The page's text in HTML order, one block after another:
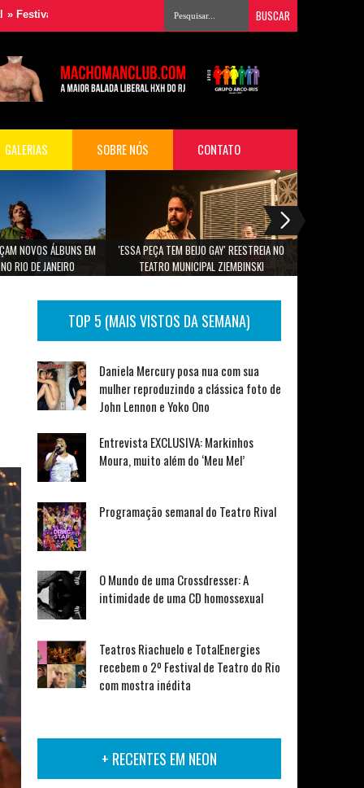
reúne grandes nomes da música para audiovisual em São
GALERIAS SOBRE NÓS CONTATO
NOVOS ÁLBUNS EM
RIO DE JANEIRO
'ESSA PEÇA TEM BEIJO GAY' REESTREIA NO
TEATRO MUNICIPAL ZIEMBINSKI
TOP 5 (MAIS VISTOS DA SEMANA)
Daniela Mercury posa nua com sua
mulher reproduzindo a clássica foto de
John Lennon e Yoko Ono
Entrevista EXCLUSIVA: Markinhos
Moura, muito além do ‘Meu Mel’
Programação semanal do Teatro Rival
O Mundo de uma Crossdresser: A
intimidade de uma CD homossexual
Teatros Riachuelo e TotalEnergies
recebem o 2º Festival de Teatro do Rio
com mostra inédita
+ RECENTES EM NEON